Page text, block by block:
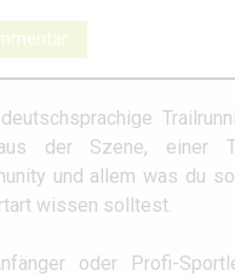
der Szene, einer
und allem was du
wissen solltest.
oder Profi-